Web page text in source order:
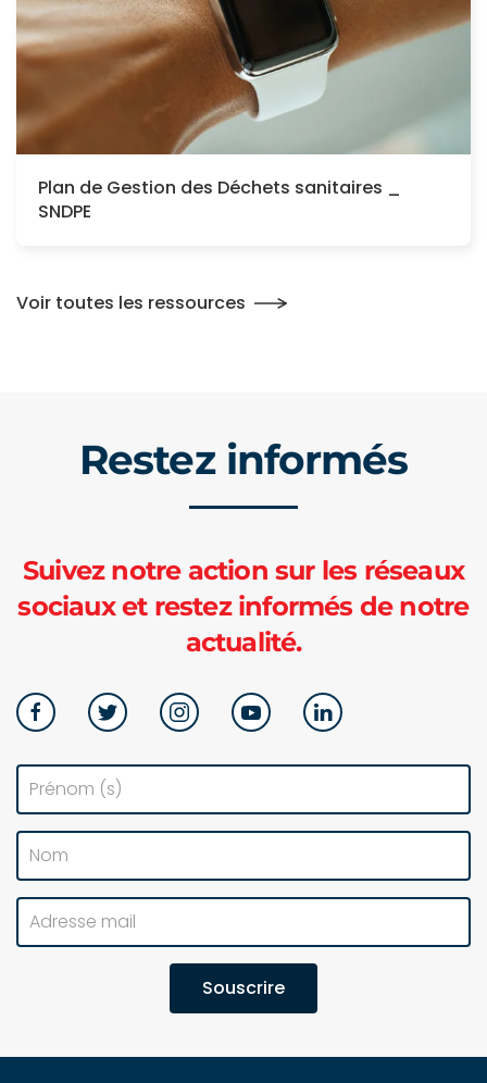
Plan de Gestion des Déchets sanitaires _
SNDPE
Voir toutes les ressources
Restez informés
Suivez notre action sur les réseaux
sociaux et restez informés de notre
actualité.
Souscrire